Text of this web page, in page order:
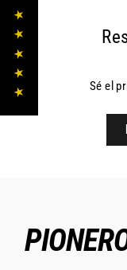
Sé el
★ ★ ★ ★ ★